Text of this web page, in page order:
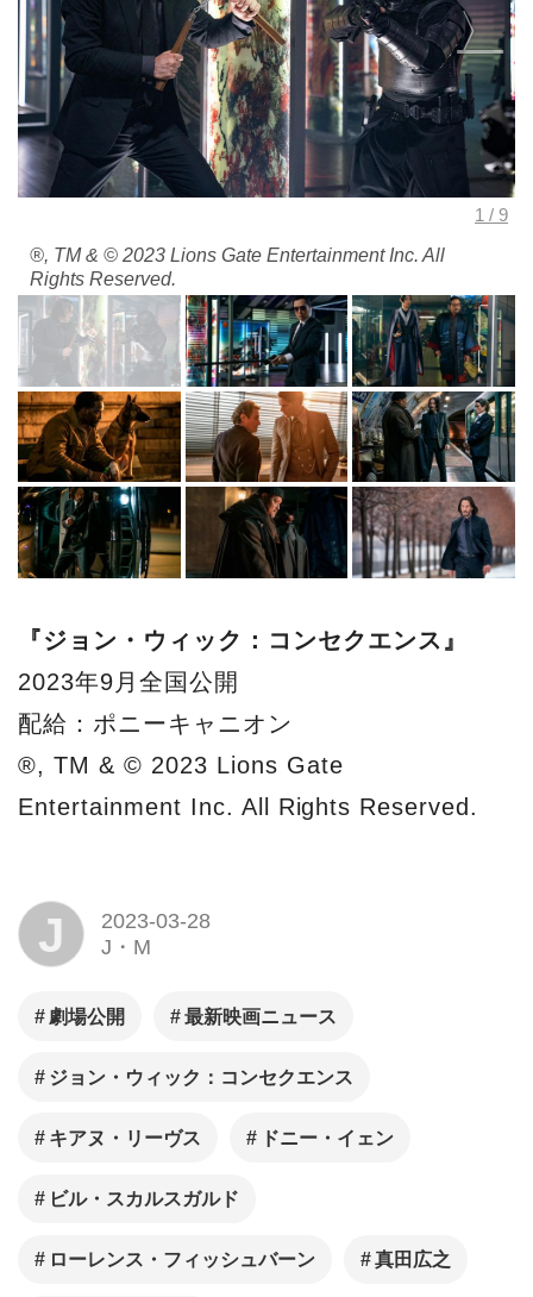
®, TM & © 2023 Lions Gate Entertainment Inc. All
Rights Reserved.
『ジョン・ウィック：コンセクエンス』
2023年9月全国公開
配給：ポニーキャニオン
®, TM & © 2023 Lions Gate
Entertainment Inc. All Rights Reserved.
J
2023-03-28
J・M
劇場公開 最新映画ニュース
ジョン・ウィック：コンセクエンス
キアヌ・リーヴス ドニー・イェン
ビル・スカルスガルド
ローレンス・フィッシュバーン 真田広之